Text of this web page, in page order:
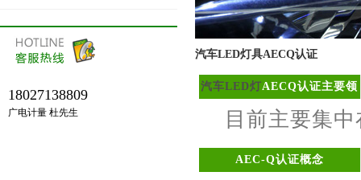
18027138809
广电计量 杜先生
汽车LED灯具AECQ认证
汽车LED灯AECQ认证主要领
域
目前主要集中
AEC-Q认证概念